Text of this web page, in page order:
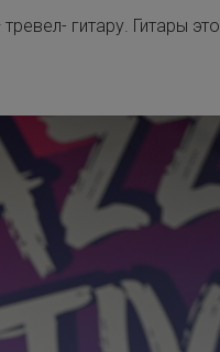
гитару. Гитары